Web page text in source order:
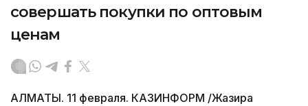
совершать покупки по оптовым
ценам
АЛМАТЫ. 11 февраля. КАЗИНФОРМ /Жазира